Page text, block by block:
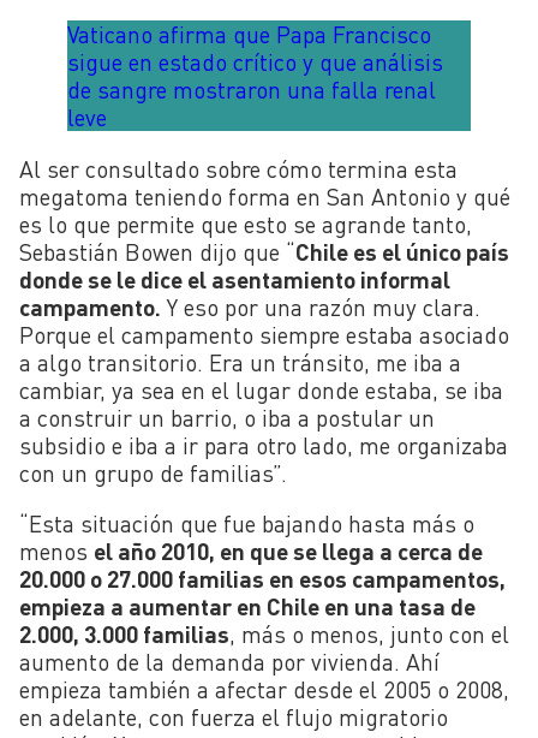
Vaticano afirma que Papa Francisco
sigue en estado crítico y que análisis
de sangre mostraron una falla renal
leve
Al ser consultado sobre cómo termina esta
megatoma teniendo forma en San Antonio y qué
es lo que permite que esto se agrande tanto,
Sebastián Bowen dijo que “Chile es el único país
donde se le dice el asentamiento informal
campamento. Y eso por una razón muy clara.
Porque el campamento siempre estaba asociado
a algo transitorio. Era un tránsito, me iba a
cambiar, ya sea en el lugar donde estaba, se iba
a construir un barrio, o iba a postular un
subsidio e iba a ir para otro lado, me organizaba
con un grupo de familias”.
“Esta situación que fue bajando hasta más o
menos el año 2010, en que se llega a cerca de
20.000 o 27.000 familias en esos campamentos,
empieza a aumentar en Chile en una tasa de
2.000, 3.000 familias, más o menos, junto con el
aumento de la demanda por vivienda. Ahí
empieza también a afectar desde el 2005 o 2008,
en adelante, con fuerza el flujo migratorio